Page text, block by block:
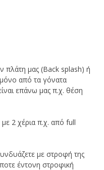
πλάτη μας (Back splash) ή
από τα γόνατα
επάνω μας π.χ. θέση
2 χέρια π.χ. από full
με στροφή της
έντονη στροφική